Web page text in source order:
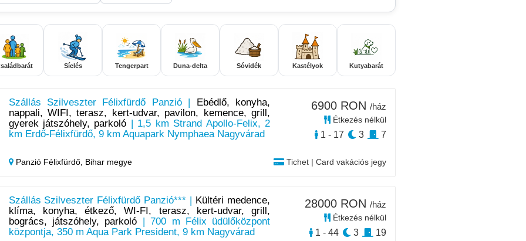
Síelés Tengerpart Duna-delta Sóvidék Kastélyok Kutyabarát
Szállás Szilveszter Félixfürdő Panzió |
Ebédlő, konyha,
nappali, WIFI, terasz, kert-udvar, pavilon, kemence, grill,
gyerek játszóhely, parkoló | 1,5 km Strand Apollo-Felix, 2
km Erdő-Félixfürdő, 9 km Aquapark Nymphaea Nagyvárad
Panzió Félixfürdő, Bihar megye Tichet | Card vakációs jegy
6900 RON /ház
Étkezés nélkül
1 - 17 3 7
Szállás Szilveszter Félixfürdő Panzió*** |
Kültéri medence,
klíma, konyha, étkező, WI-FI, terasz, kert-udvar, grill,
bogrács, játszóhely, parkoló | 700 m Félix üdülőközpont
központja, 350 m Aqua Park President, 9 km Nagyvárad
28000 RON /ház
Étkezés nélkül
1 - 44 3 19